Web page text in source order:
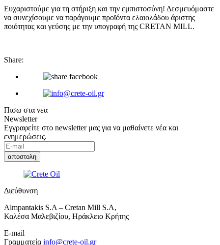
Ευχαριστούμε για τη στήριξη και την εμπιστοσύνη! Δεσμευόμαστε
να συνεχίσουμε να παράγουμε προϊόντα ελαιολάδου άριστης
ποιότητας και γεύσης με την υπογραφή της CRETAN MILL.
Share:
Πισω στα νεα
Newsletter
Εγγραφείτε στο newsletter μας για να μαθαίνετε νέα και
ενημερώσεις.
Διεύθυνση
Almpantakis S.A – Cretan Mill S.A,
Καλέσα Μαλεβιζίου, Ηράκλειο Κρήτης
E-mail
Γραμματεία info@crete-oil.gr